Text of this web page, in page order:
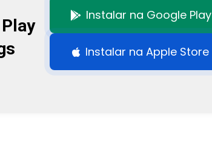
Instalar na Google Play
Instalar na Apple Store